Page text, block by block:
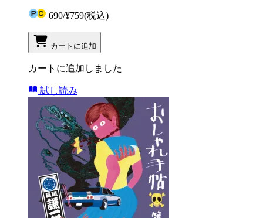
690/¥759(税込)
カートに追加
カートに追加しました
試し読み